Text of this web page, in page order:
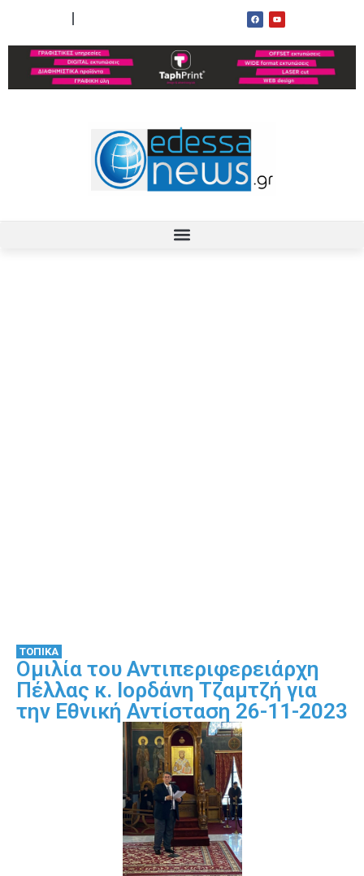
ΤΟΠΙΚΑ
Ομιλία του Αντιπεριφερειάρχη
Πέλλας κ. Ιορδάνη Τζαμτζή για
την Εθνική Αντίσταση 26-11-2023